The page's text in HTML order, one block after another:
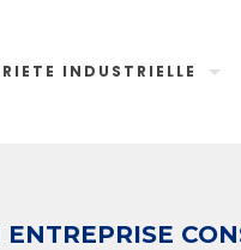
INDUSTRIELLE
ENTREPRISE